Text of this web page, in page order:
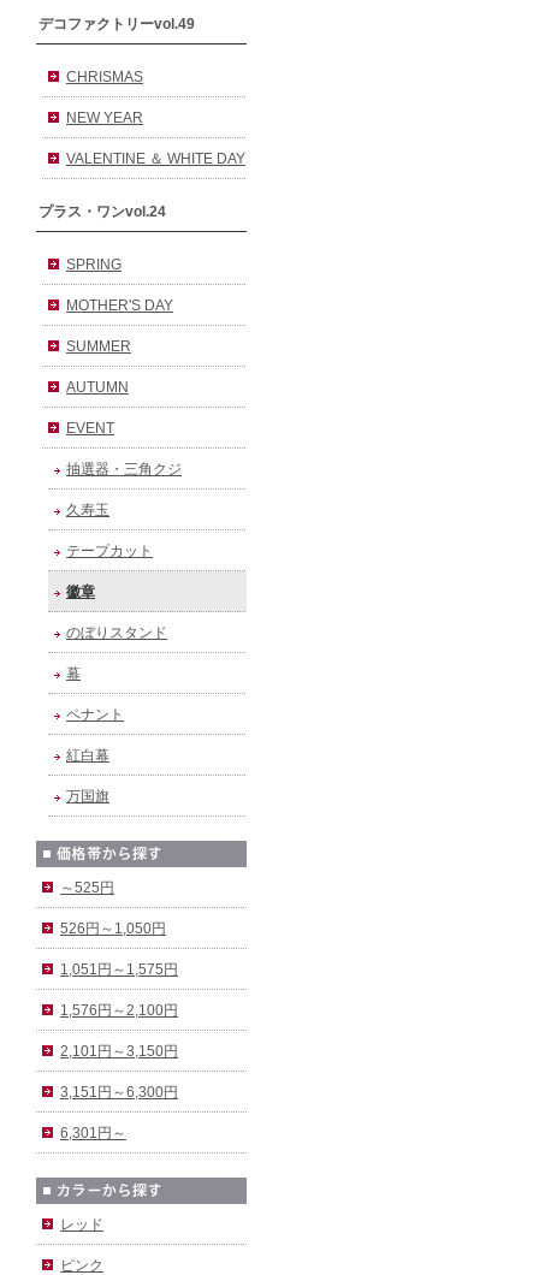
デコファクトリーvol.49
CHRISMAS
NEW YEAR
VALENTINE ＆ WHITE DAY
プラス・ワンvol.24
SPRING
MOTHER'S DAY
SUMMER
AUTUMN
EVENT
抽選器・三角クジ
久寿玉
テープカット
徽章
のぼりスタンド
幕
ペナント
紅白幕
万国旗
～525円
526円～1,050円
1,051円～1,575円
1,576円～2,100円
2,101円～3,150円
3,151円～6,300円
6,301円～
レッド
ピンク